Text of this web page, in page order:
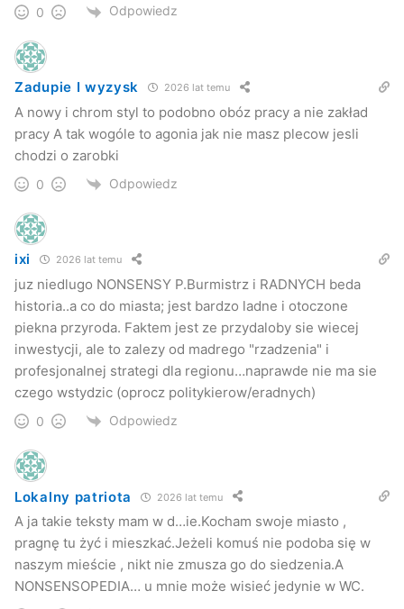
0 Odpowiedz
Zadupie I wyzysk 2026 lat temu
A nowy i chrom styl to podobno obóz pracy a nie zakład
pracy A tak wogóle to agonia jak nie masz plecow jesli
chodzi o zarobki
0 Odpowiedz
ixi 2026 lat temu
juz niedlugo NONSENSY P.Burmistrz i RADNYCH beda
historia..a co do miasta; jest bardzo ladne i otoczone
piekna przyroda. Faktem jest ze przydaloby sie wiecej
inwestycji, ale to zalezy od madrego "rzadzenia" i
profesjonalnej strategi dla regionu…naprawde nie ma sie
czego wstydzic (oprocz politykierow/eradnych)
0 Odpowiedz
Lokalny patriota 2026 lat temu
A ja takie teksty mam w d…ie.Kocham swoje miasto ,
pragnę tu żyć i mieszkać.Jeżeli komuś nie podoba się w
naszym mieście , nikt nie zmusza go do siedzenia.A
NONSENSOPEDIA… u mnie może wisieć jedynie w WC.